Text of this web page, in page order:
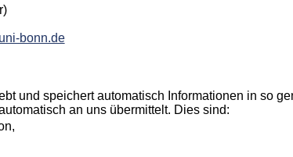
bonn.de
und speichert automatisch Informationen in so
an uns übermittelt. Dies sind: